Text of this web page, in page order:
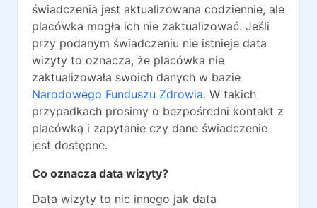
świadczenia jest aktualizowana codziennie, ale
placówka mogła ich nie zaktualizować. Jeśli
przy podanym świadczeniu nie istnieje data
wizyty to oznacza, że placówka nie
zaktualizowała swoich danych w bazie
Narodowego Funduszu Zdrowia. W takich
przypadkach prosimy o bezpośredni kontakt z
placówką i zapytanie czy dane świadczenie
jest dostępne.
Co oznacza data wizyty?
Data wizyty to nic innego jak data